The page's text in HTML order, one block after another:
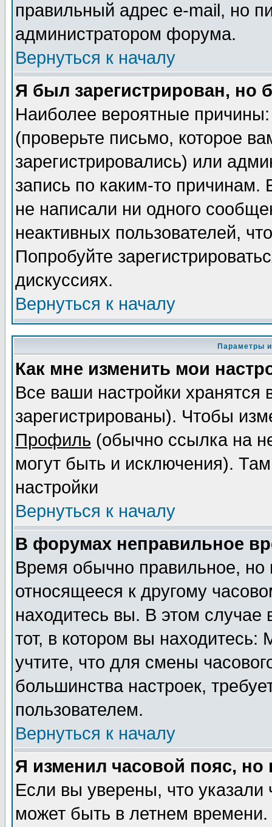
правильный адрес e-mail, но
администратором форума.
Вернуться к началу
Я был зарегистрирован, но
Наиболее вероятные
(проверьте письмо, которое
зарегистрировались) или
запись по каким-то
не написали ни одного
неактивных пользователей,
Попробуйте
дискуссиях.
Вернуться к началу
Параметры
Как мне изменить мои
Все ваши настройки
зарегистрированы). Чтобы
Профиль (обычно ссылка на
могут быть и исключения).
настройки
Вернуться к началу
В форумах неправильное
Время обычно правильное,
относящееся к другому
находитесь вы. В этом
тот, в котором вы
учтите, что для смены
большинства настроек,
пользователем.
Вернуться к началу
Я изменил часовой пояс,
Если вы уверены, что указали
может быть в летнем